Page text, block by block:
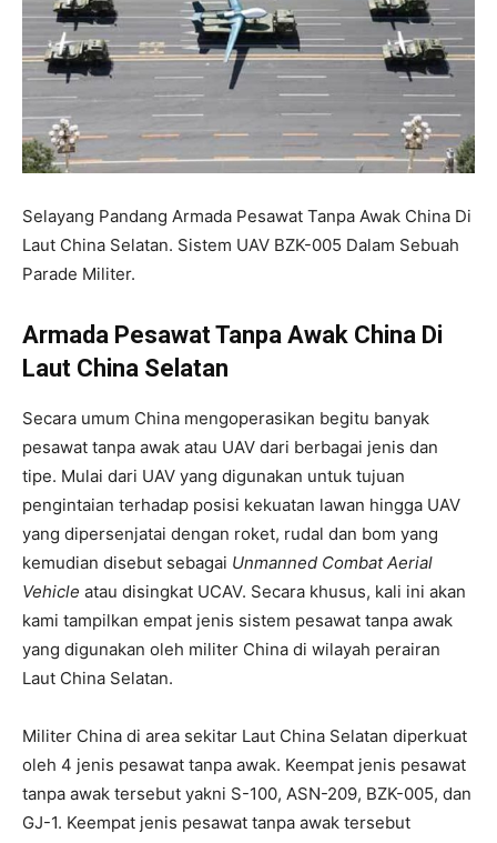
Selayang Pandang Armada Pesawat Tanpa Awak China Di
Laut China Selatan. Sistem UAV BZK-005 Dalam Sebuah
Parade Militer.
Armada Pesawat Tanpa Awak China Di
Laut China Selatan
Secara umum China mengoperasikan begitu banyak
pesawat tanpa awak atau UAV dari berbagai jenis dan
tipe. Mulai dari UAV yang digunakan untuk tujuan
pengintaian terhadap posisi kekuatan lawan hingga UAV
yang dipersenjatai dengan roket, rudal dan bom yang
kemudian disebut sebagai Unmanned Combat Aerial
Vehicle atau disingkat UCAV. Secara khusus, kali ini akan
kami tampilkan empat jenis sistem pesawat tanpa awak
yang digunakan oleh militer China di wilayah perairan
Laut China Selatan.
Militer China di area sekitar Laut China Selatan diperkuat
oleh 4 jenis pesawat tanpa awak. Keempat jenis pesawat
tanpa awak tersebut yakni S-100, ASN-209, BZK-005, dan
GJ-1. Keempat jenis pesawat tanpa awak tersebut